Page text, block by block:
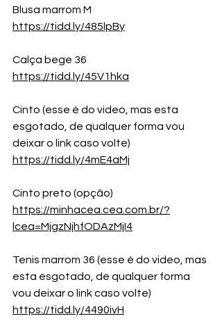
Blusa marrom M
https://tidd.ly/485lpBy
Calça bege 36
https://tidd.ly/45V1hka
Cinto (esse é do video, mas esta
esgotado, de qualquer forma vou
deixar o link caso volte)
https://tidd.ly/4mE4aMj
Cinto preto (opção)
https://minhacea.cea.com.br/?
lcea=MjgzNjhfODAzMjI4
Tenis marrom 36 (esse é do video, mas
esta esgotado, de qualquer forma
vou deixar o link caso volte)
https://tidd.ly/4490ivH